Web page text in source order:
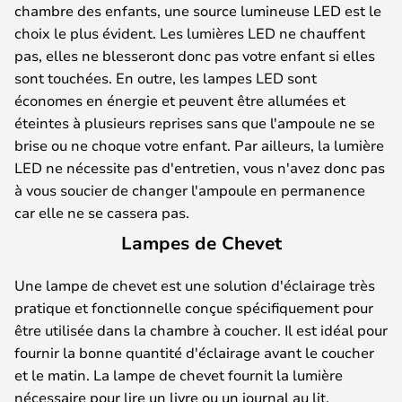
chambre des enfants, une source lumineuse LED est le
choix le plus évident. Les lumières LED ne chauffent
pas, elles ne blesseront donc pas votre enfant si elles
sont touchées. En outre, les lampes LED sont
économes en énergie et peuvent être allumées et
éteintes à plusieurs reprises sans que l'ampoule ne se
brise ou ne choque votre enfant. Par ailleurs, la lumière
LED ne nécessite pas d'entretien, vous n'avez donc pas
à vous soucier de changer l'ampoule en permanence
car elle ne se cassera pas.
Lampes de Chevet
Une lampe de chevet est une solution d'éclairage très
pratique et fonctionnelle conçue spécifiquement pour
être utilisée dans la chambre à coucher. Il est idéal pour
fournir la bonne quantité d'éclairage avant le coucher
et le matin. La lampe de chevet fournit la lumière
nécessaire pour lire un livre ou un journal au lit,